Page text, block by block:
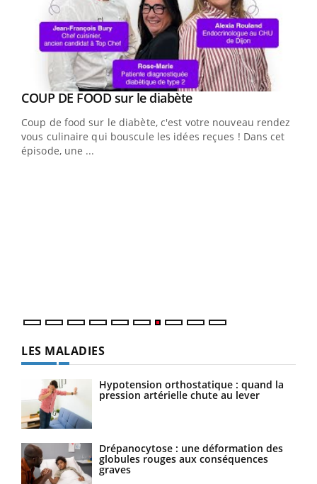
Youtube
COUP DE FOOD sur le diabèteYoutube
Coup de food sur le diabète, c'est votre nouveau rendez-
vous culinaire qui bouscule les idées reçues ! Dans cet
épisode, une ...
Youtube
Quand l’entreprise mise sur le bien être global
"Les rendez-vous de la santé et de la qualité de vie au
travail" de Pourquoi Docteur reçoivent Régis Blugeon,
DRH et directeur ...
LES MALADIES
Hypotension orthostatique : quand la
pression artérielle chute au lever
Drépanocytose : une déformation des
globules rouges aux conséquences
graves